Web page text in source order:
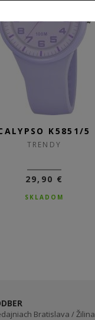
K5851/5
TRENDY
29,90 €
SKLADOM
Bratislava / Žilina